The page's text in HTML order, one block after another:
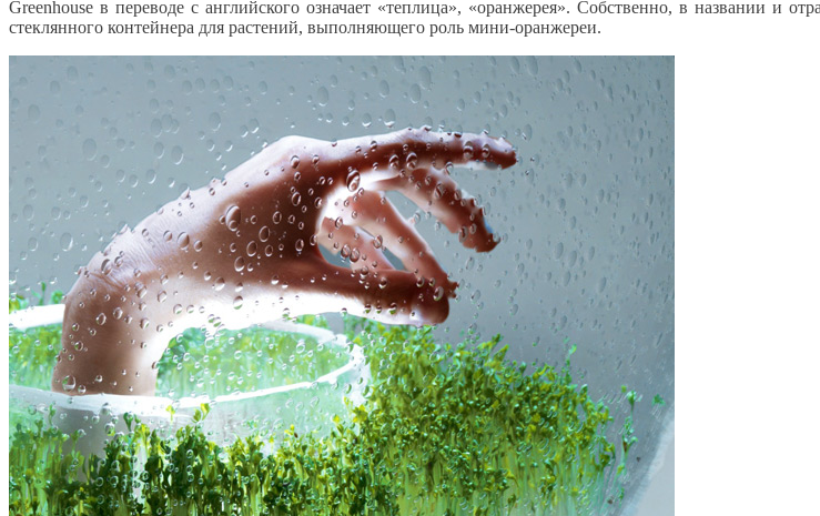
Greenhouse в переводе с английского означает «теплица», «оранжерея». Собственно, в названии и
стеклянного контейнера для растений, выполняющего роль мини-оранжереи.